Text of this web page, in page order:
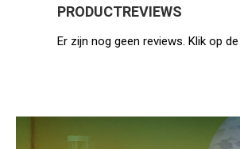
PRODUCTREVIEWS
Er zijn nog geen reviews. Klik op